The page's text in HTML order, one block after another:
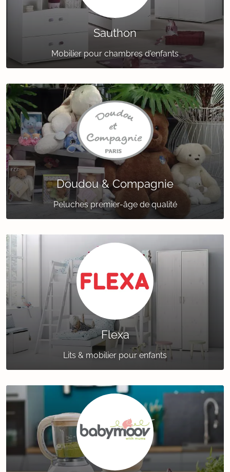
Sauthon
Mobilier pour chambres d'enfants
Doudou & Compagnie
Peluches premier-âge de qualité
Flexa
Lits & mobilier pour enfants